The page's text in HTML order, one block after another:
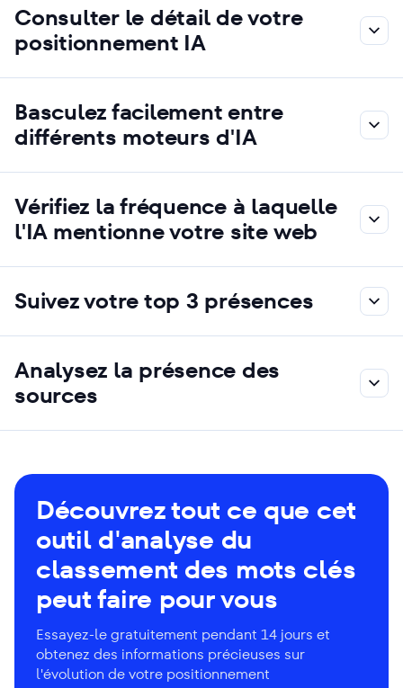
Consulter le détail de votre
positionnement IA
Basculez facilement entre
différents moteurs d'IA
Vérifiez la fréquence à laquelle
l'IA mentionne votre site web
Suivez votre top 3 présences
Analysez la présence des
sources
Découvrez tout ce que cet
outil d'analyse du
classement des mots clés
peut faire pour vous
Essayez-le gratuitement pendant 14 jours et
obtenez des informations précieuses sur
l'évolution de votre positionnement